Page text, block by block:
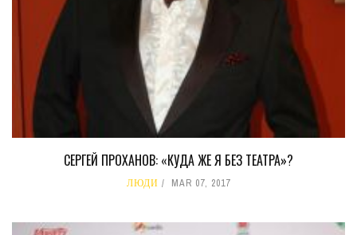
СЕРГЕЙ ПРОХАНОВ: «КУДА ЖЕ Я БЕЗ ТЕАТРА»?
ЛЮДИ MAR 07, 2017